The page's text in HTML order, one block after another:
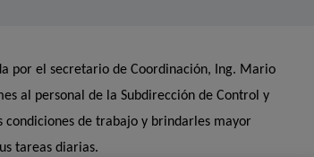
por el secretario de Coordinación, Ing. Mario
al personal de la Subdirección de Control y
de trabajo y brindarles mayor
tareas diarias.